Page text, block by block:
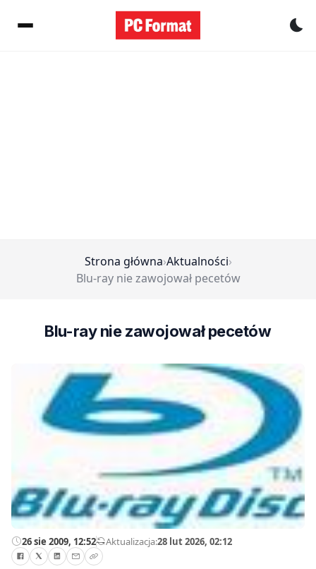
Strona główna›Aktualności›
Blu-ray nie zawojował pecetów
Blu-ray nie zawojował pecetów
26 sie 2009, 12:52—Aktualizacja:28 lut 2026, 02:12